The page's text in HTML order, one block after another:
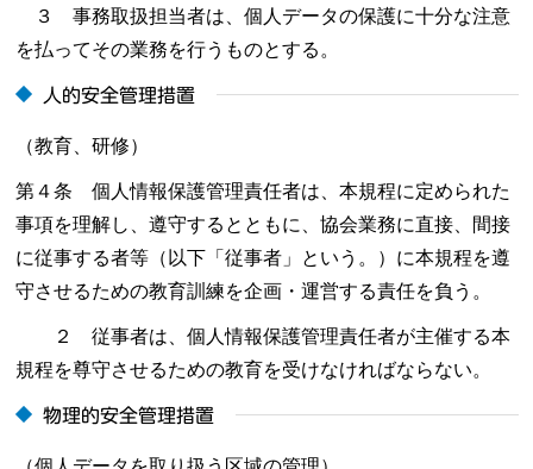
３ 事務取扱担当者は、個人データの保護に十分な注意
を払ってその業務を行うものとする。
人的安全管理措置
（教育、研修）
第４条 個人情報保護管理責任者は、本規程に定められた
事項を理解し、遵守するとともに、協会業務に直接、間接
に従事する者等（以下「従事者」という。）に本規程を遵
守させるための教育訓練を企画・運営する責任を負う。
２ 従事者は、個人情報保護管理責任者が主催する本
規程を尊守させるための教育を受けなければならない。
物理的安全管理措置